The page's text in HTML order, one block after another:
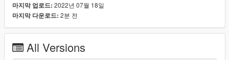
Conversion TS4
마지막 업로드: 2022년 07월 18일
마지막 다운로드: 2분 전
All Versions